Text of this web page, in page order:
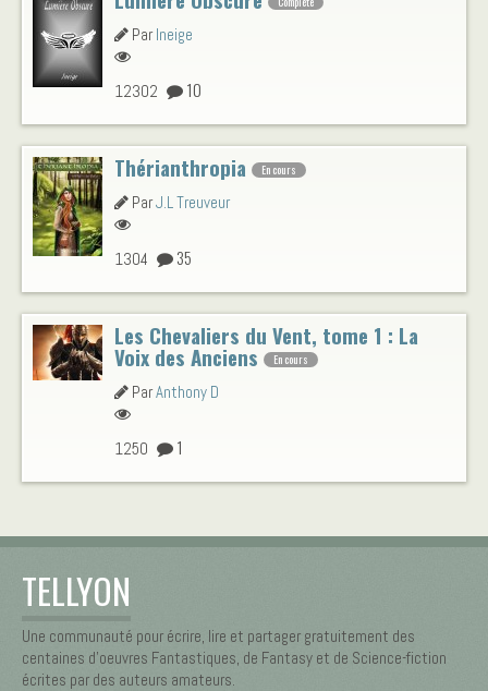
ParIneige
12302 10
Thérianthropia En cours
ParJ.L Treuveur
1304 35
Les Chevaliers du Vent, tome 1 : La
Voix des Anciens En cours
ParAnthony D
1250 1
TELLYON
Une communauté pour écrire, lire et partager gratuitement des
centaines d’oeuvres Fantastiques, de Fantasy et de Science-fiction
écrites par des auteurs amateurs.